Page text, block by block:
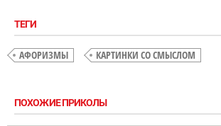
ТЕГИ
АФОРИЗМЫ КАРТИНКИ СО СМЫСЛОМ
ПОХОЖИЕ ПРИКОЛЫ